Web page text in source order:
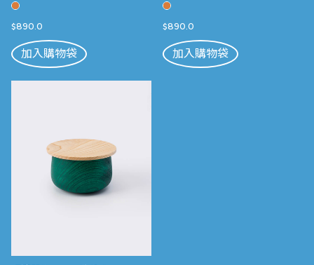
$890.0
加入購物袋
$890.0
加入購物袋